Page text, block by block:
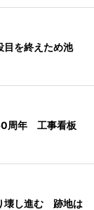
目を終えため池
周年 工事看板
壊し進む 跡地は